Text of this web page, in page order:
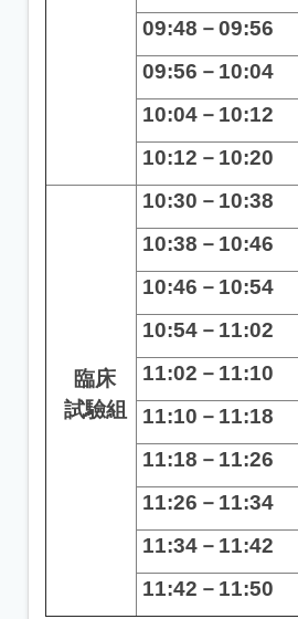
09:48 －09:56
09:56 －10:04
10:04 －10:12
10:12 －10:20
臨床
試驗組
10:30 －10:38
10:38 －10:46
10:46 －10:54
10:54 －11:02
11:02 －11:10
11:10 －11:18
11:18 －11:26
11:26 －11:34
11:34 －11:42
11:42 －11:50